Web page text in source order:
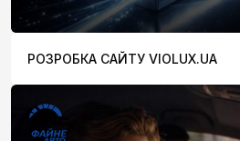
РОЗРОБКА САЙТУ VIOLUX.UA